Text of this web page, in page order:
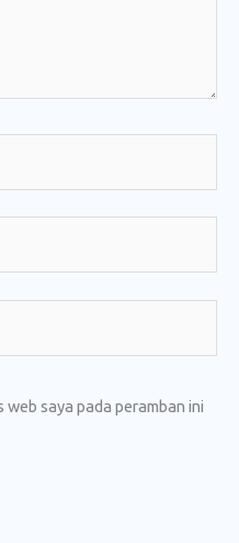
web saya pada peramban ini